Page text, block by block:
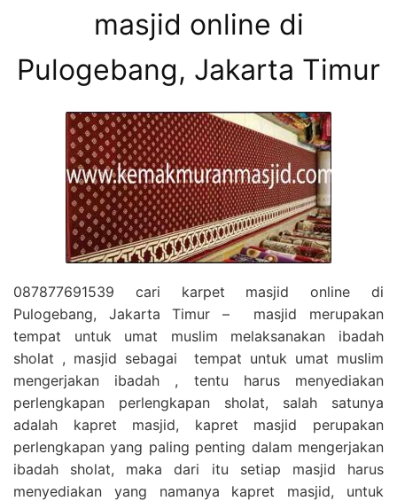
masjid online di
Pulogebang, Jakarta Timur
087877691539 cari karpet masjid online di
Pulogebang, Jakarta Timur – masjid merupakan
tempat untuk umat muslim melaksanakan ibadah
sholat , masjid sebagai tempat untuk umat muslim
mengerjakan ibadah , tentu harus menyediakan
perlengkapan perlengkapan sholat, salah satunya
adalah kapret masjid, kapret masjid perupakan
perlengkapan yang paling penting dalam mengerjakan
ibadah sholat, maka dari itu setiap masjid harus
menyediakan yang namanya kapret masjid, untuk